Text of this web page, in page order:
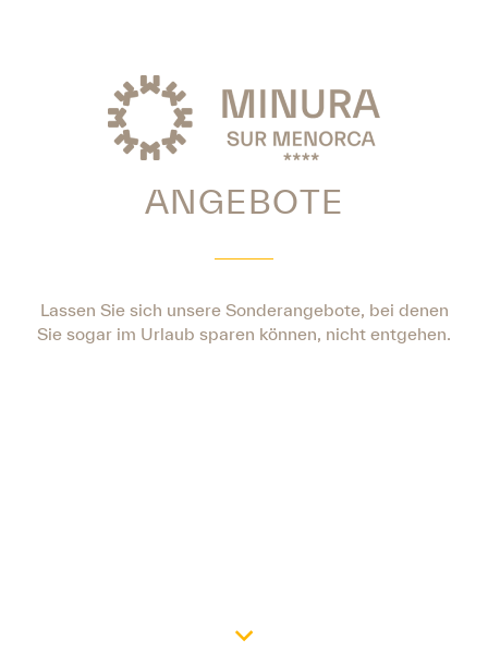
ANGEBOTE
Lassen Sie sich unsere Sonderangebote, bei denen
Sie sogar im Urlaub sparen können, nicht entgehen.